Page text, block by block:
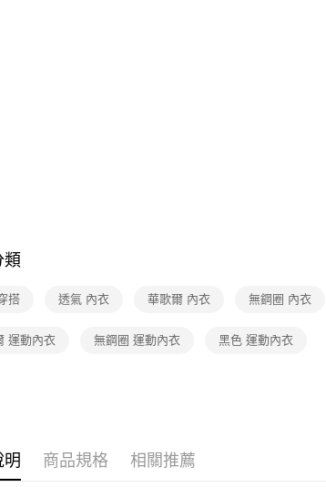
類
搭 透氣 內衣 華歌爾 內衣 無鋼圈 內衣
運動內衣 無鋼圈 運動內衣 黑色 運動內衣
明 商品規格 相關推薦